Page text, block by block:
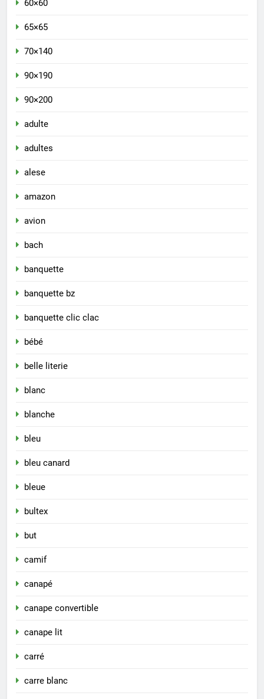
60×60
65×65
70×140
90×190
90×200
adulte
adultes
alese
amazon
avion
bach
banquette
banquette bz
banquette clic clac
bébé
belle literie
blanc
blanche
bleu
bleu canard
bleue
bultex
but
camif
canapé
canape convertible
canape lit
carré
carre blanc